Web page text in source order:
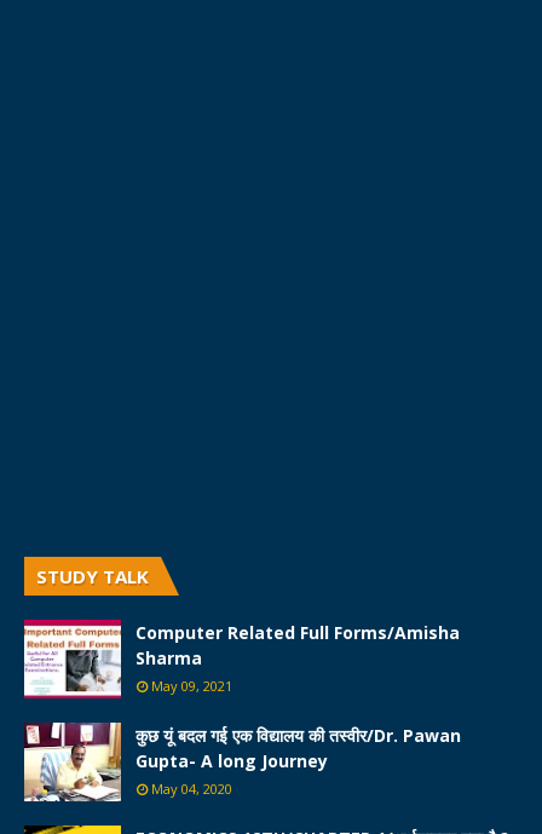
STUDY TALK
Computer Related Full Forms/Amisha
Sharma
May 09, 2021
कुछ यूं बदल गई एक विद्यालय की तस्वीर/Dr. Pawan
Gupta- A long Journey
May 04, 2020